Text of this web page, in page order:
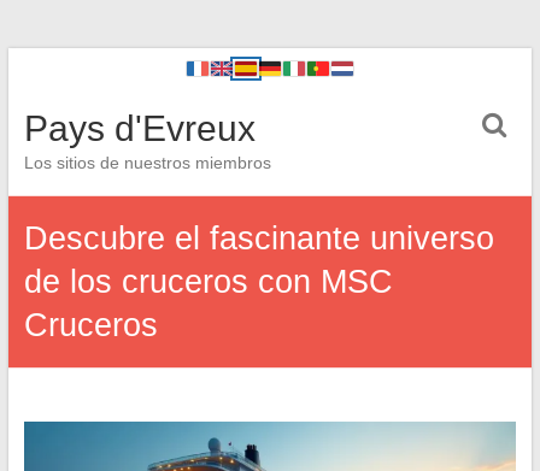
Pays d'Evreux
Los sitios de nuestros miembros
Descubre el fascinante universo
de los cruceros con MSC
Cruceros